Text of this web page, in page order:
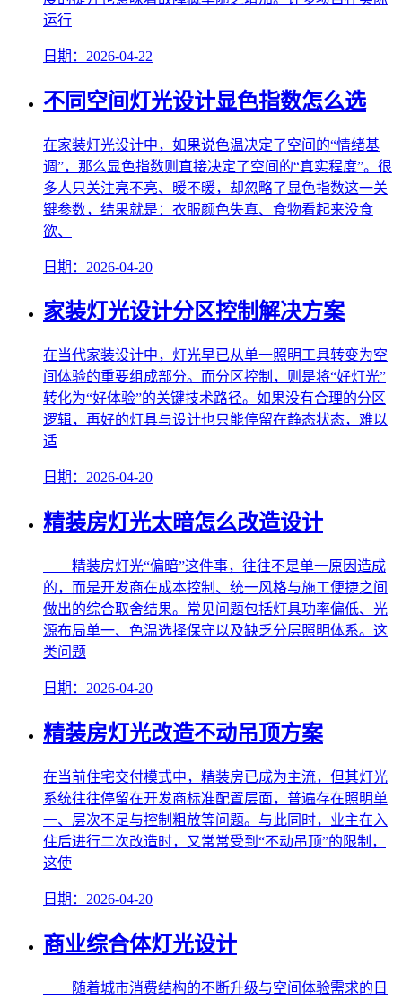
运行
日期：2026-04-22
不同空间灯光设计显色指数怎么选
在家装灯光设计中，如果说色温决定了空间的“情绪基
调”，那么显色指数则直接决定了空间的“真实程度”。很
多人只关注亮不亮、暖不暖，却忽略了显色指数这一关
键参数，结果就是：衣服颜色失真、食物看起来没食
欲、
日期：2026-04-20
家装灯光设计分区控制解决方案
在当代家装设计中，灯光早已从单一照明工具转变为空
间体验的重要组成部分。而分区控制，则是将“好灯光”
转化为“好体验”的关键技术路径。如果没有合理的分区
逻辑，再好的灯具与设计也只能停留在静态状态，难以
适
日期：2026-04-20
精装房灯光太暗怎么改造设计
精装房灯光“偏暗”这件事，往往不是单一原因造成
的，而是开发商在成本控制、统一风格与施工便捷之间
做出的综合取舍结果。常见问题包括灯具功率偏低、光
源布局单一、色温选择保守以及缺乏分层照明体系。这
类问题
日期：2026-04-20
精装房灯光改造不动吊顶方案
在当前住宅交付模式中，精装房已成为主流，但其灯光
系统往往停留在开发商标准配置层面，普遍存在照明单
一、层次不足与控制粗放等问题。与此同时，业主在入
住后进行二次改造时，又常常受到“不动吊顶”的限制，
这使
日期：2026-04-20
商业综合体灯光设计
随着城市消费结构的不断升级与空间体验需求的日